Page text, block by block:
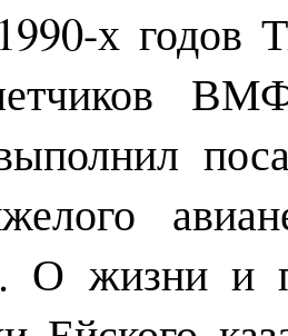
х годов
О жизни и